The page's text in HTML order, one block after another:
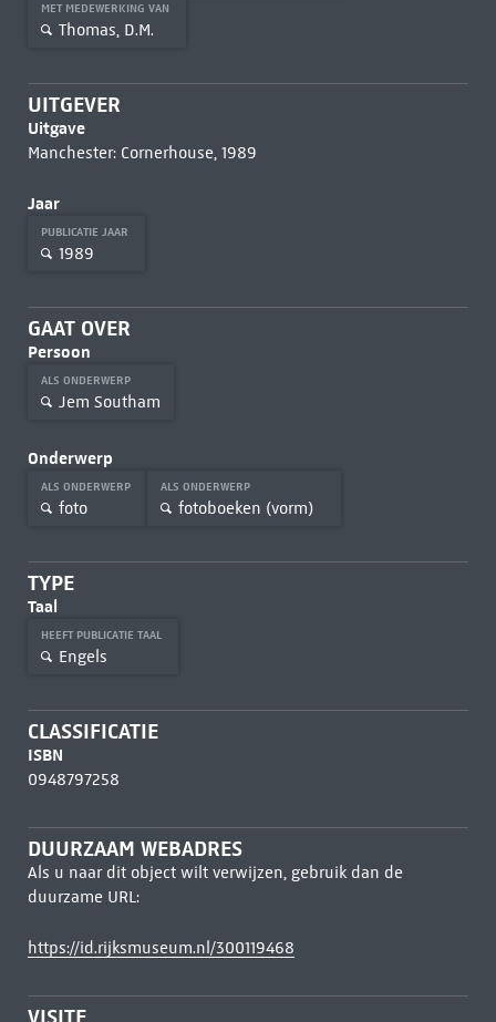
MET MEDEWERKING VAN
Thomas, D.M.
UITGEVER
Uitgave
Manchester: Cornerhouse, 1989
Jaar
PUBLICATIE JAAR
1989
GAAT OVER
Persoon
ALS ONDERWERP
Jem Southam
Onderwerp
ALS ONDERWERP
foto
ALS ONDERWERP
fotoboeken (vorm)
TYPE
Taal
HEEFT PUBLICATIE TAAL
Engels
CLASSIFICATIE
ISBN
0948797258
DUURZAAM WEBADRES
Als u naar dit object wilt verwijzen, gebruik dan de
duurzame URL:
https://id.rijksmuseum.nl/300119468